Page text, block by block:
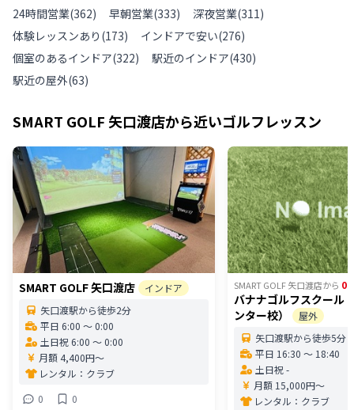
24時間営業(362) 早朝営業(333) 深夜営業(311)
体験レッスンあり (173) インドアで安い(276)
個室のあるインドア(322) 駅近のインドア(430)
駅近の屋外(63)
SMART GOLF 矢口渡店から近いゴルフレッスン
SMART GOLF 矢口渡店
インドア
矢口渡駅から徒歩2分
平日 6:00 〜 0:00
土日祝 6:00 〜 0:00
月額 4,400円〜
レンタル： クラブ
0
0
SMART GOLF 矢口渡店から
バナナゴルフスクール
ンター校）
屋外
矢口渡駅から徒歩5分
平日 16:30 〜 18:40
土日祝 -
月額 15,000円〜
レンタル： クラブ